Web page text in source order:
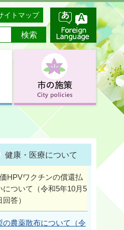
イトマップ
健康・医療について
HPVワクチンの償還払
について（令和5年10月5
回答）
の農薬散布について（令